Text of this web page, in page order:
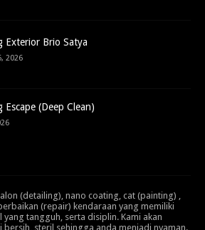
Exterior Brio Satya
2026
Escape (Deep Clean)
(detailing), nano coating, cat (painting) ,
(repair) kendaraan yang memiliki
tangguh, serta disiplin. Kami akan
steril sehingga anda menjadi nyaman.